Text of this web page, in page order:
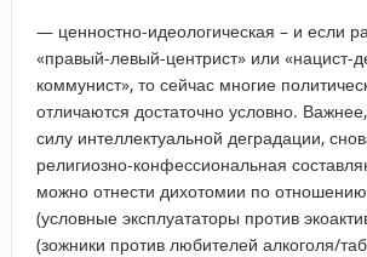
— ценностно-идеологическая – и если
«правый-левый-центрист» или «нацист-
коммунист», то сейчас многие
отличаются достаточно условно.
силу интеллектуальной деградации,
религиозно-конфессиональная
можно отнести дихотомии по
(условные эксплуататоры против
(зожники против любителей алкоголя/